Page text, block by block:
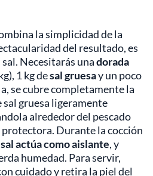
la simplicidad de la
del resultado, es
Necesitarás unadorada
1 kg desal gruesay un poco
se cubre completamente la
sal gruesa ligeramente
alrededor del pescado
Durante la cocción
actúa como aislante, y
humedad. Para servir,
cuidado y retira la piel del